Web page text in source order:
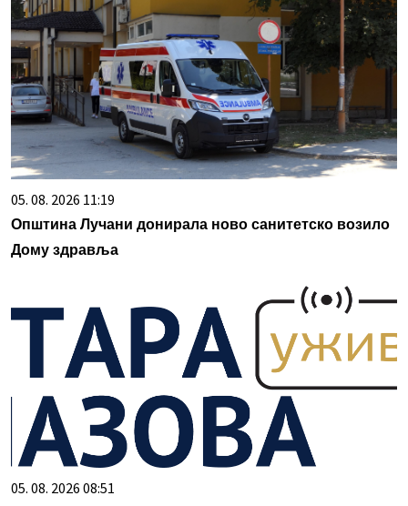
05. 08. 2026 11:19
Општина Лучани донирала ново санитетско возило
Дому здравља
05. 08. 2026 08:51